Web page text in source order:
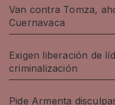
Van contra Tomza,
Cuernavaca
Exigen liberación de
criminalización
Pide Armenta